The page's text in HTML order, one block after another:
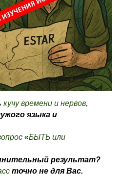
кучу времени и нервов,
языка и
«БЫТЬ или
результат?
точно не для Вас.